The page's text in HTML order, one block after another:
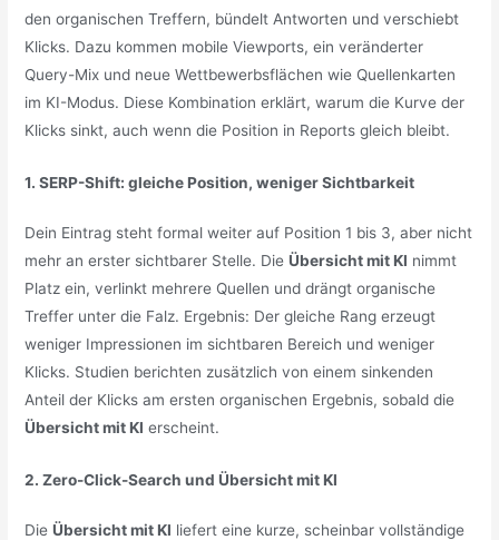
den organischen Treffern, bündelt Antworten und verschiebt
Klicks. Dazu kommen mobile Viewports, ein veränderter
Query-Mix und neue Wettbewerbsflächen wie Quellenkarten
im KI-Modus. Diese Kombination erklärt, warum die Kurve der
Klicks sinkt, auch wenn die Position in Reports gleich bleibt.
1. SERP-Shift: gleiche Position, weniger Sichtbarkeit
Dein Eintrag steht formal weiter auf Position 1 bis 3, aber nicht
mehr an erster sichtbarer Stelle. DieÜbersicht mit KI nimmt
Platz ein, verlinkt mehrere Quellen und drängt organische
Treffer unter die Falz. Ergebnis: Der gleiche Rang erzeugt
weniger Impressionen im sichtbaren Bereich und weniger
Klicks. Studien berichten zusätzlich von einem sinkenden
Anteil der Klicks am ersten organischen Ergebnis, sobald die
Übersicht mit KI erscheint.
2. Zero-Click-Search und Übersicht mit KI
DieÜbersicht mit KI liefert eine kurze, scheinbar vollständige